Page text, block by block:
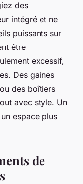
des
intégré et ne
puissants sur
être
excessif,
Des gaines
des boîtiers
avec style. Un
espace plus
de